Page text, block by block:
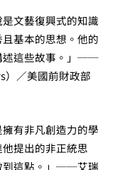
文藝復興式的知識
基本的思想。他的
述這些故事。」──
）／美國前財政部
有非凡創造力的學
提出的非正統思
到這點。」──艾瑞